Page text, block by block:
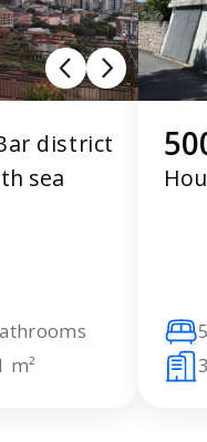
district
sea
m²